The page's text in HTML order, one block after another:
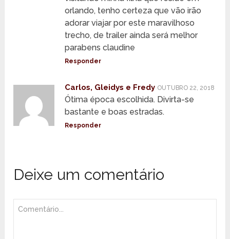
orlando, tenho certeza que vão irão
adorar viajar por este maravilhoso
trecho, de trailer ainda será melhor
parabens claudine
Responder
Carlos, Gleidys e Fredy OUTUBRO 22, 2018
Ótima época escolhida. Divirta-se
bastante e boas estradas.
Responder
Deixe um comentário